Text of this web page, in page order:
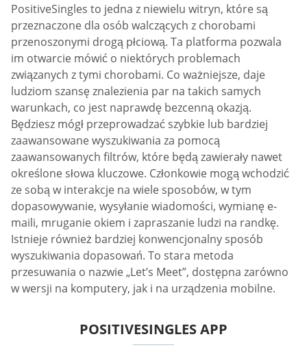
PositiveSingles to jedna z niewielu witryn, które są
przeznaczone dla osób walczących z chorobami
przenoszonymi drogą płciową. Ta platforma pozwala
im otwarcie mówić o niektórych problemach
związanych z tymi chorobami. Co ważniejsze, daje
ludziom szansę znalezienia par na takich samych
warunkach, co jest naprawdę bezcenną okazją.
Będziesz mógł przeprowadzać szybkie lub bardziej
zaawansowane wyszukiwania za pomocą
zaawansowanych filtrów, które będą zawierały nawet
określone słowa kluczowe. Członkowie mogą wchodzić
ze sobą w interakcje na wiele sposobów, w tym
dopasowywanie, wysyłanie wiadomości, wymianę e-
maili, mruganie okiem i zapraszanie ludzi na randkę.
Istnieje również bardziej konwencjonalny sposób
wyszukiwania dopasowań. To stara metoda
przesuwania o nazwie „Let’s Meet”, dostępna zarówno
w wersji na komputery, jak i na urządzenia mobilne.
POSITIVESINGLES APP